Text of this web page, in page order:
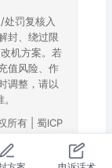
罚复核入
封、绕过限
机方案。若
值风险、作
调整，请以
所有 | 蜀ICP